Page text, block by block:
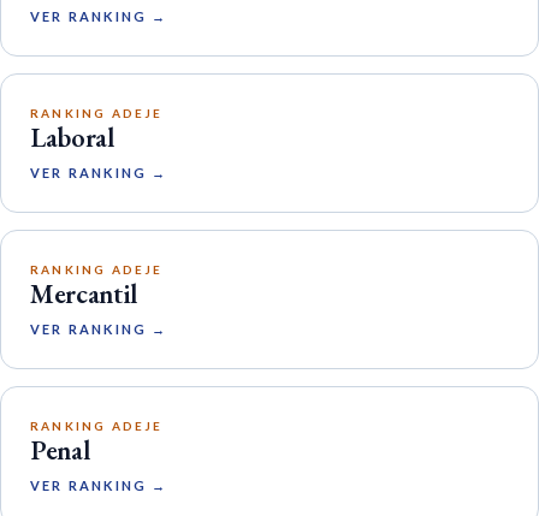
VER RANKING →
RANKING ADEJE
Laboral
VER RANKING →
RANKING ADEJE
Mercantil
VER RANKING →
RANKING ADEJE
Penal
VER RANKING →